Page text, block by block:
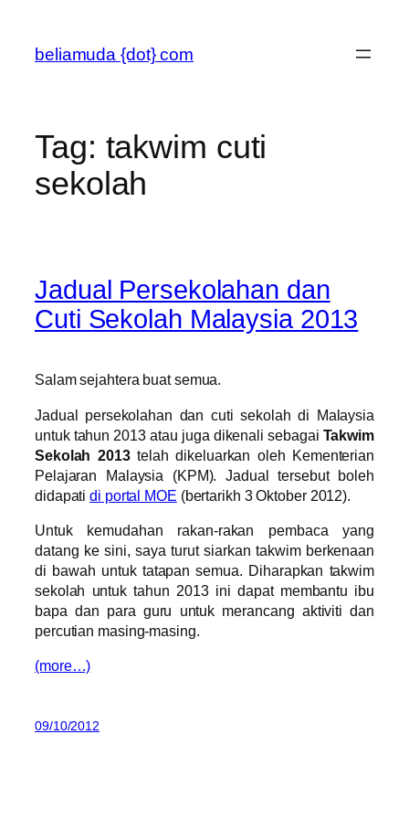
content
beliamuda {dot} com
Tag: takwim cuti
sekolah
Jadual Persekolahan dan
Cuti Sekolah Malaysia 2013
Salam sejahtera buat semua.
Jadual persekolahan dan cuti sekolah di Malaysia
untuk tahun 2013 atau juga dikenali sebagai Takwim
Sekolah 2013telah dikeluarkan oleh Kementerian
Pelajaran Malaysia (KPM). Jadual tersebut boleh
didapatidi portal MOE (bertarikh 3 Oktober 2012).
Untuk kemudahan rakan-rakan pembaca yang
datang ke sini, saya turut siarkan takwim berkenaan
di bawah untuk tatapan semua. Diharapkan takwim
sekolah untuk tahun 2013 ini dapat membantu ibu
bapa dan para guru untuk merancang aktiviti dan
percutian masing-masing.
(more…)
09/10/2012